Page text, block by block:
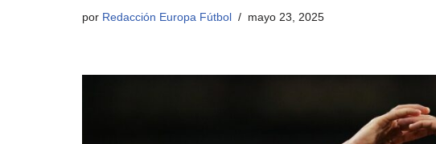
por Redacción Europa Fútbol mayo 23, 2025